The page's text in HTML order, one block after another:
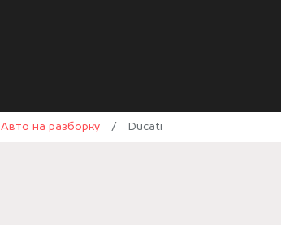
Авто на разборку / Ducati